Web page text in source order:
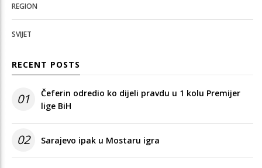
REGION
SVIJET
RECENT POSTS
01
Čeferin odredio ko dijeli pravdu u 1 kolu Premijer
lige BiH
02 Sarajevo ipak u Mostaru igra